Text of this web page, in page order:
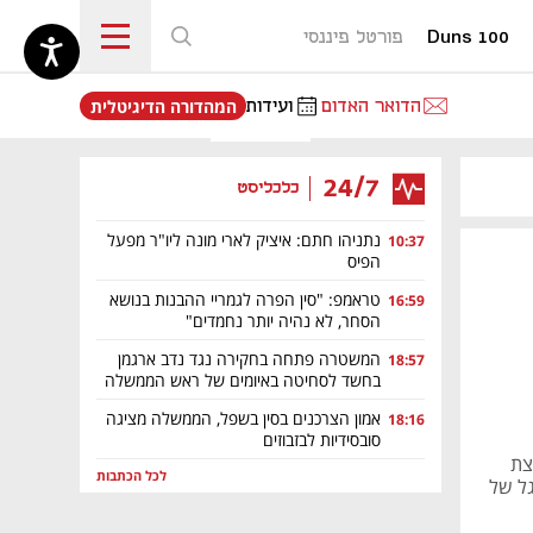
Duns 100 פורטל פיננסי
הדואר האדום ועידות
נפתח בכרטיסייה חדשה
המהדורה הדיגיטלית
24/7 כלכליסט
10:37 נתניהו חתם: איציק לארי מונה ליו"ר מפעל
הפיס
16:59 טראמפ: "סין הפרה לגמריי ההבנות בנושא
הסחר, לא נהיה יותר נחמדים"
18:57 המשטרה פתחה בחקירה נגד נדב ארגמן
בחשד לסחיטה באיומים של ראש הממשלה
18:16 אמון הצרכנים בסין בשפל, הממשלה מציגה
סובסידיות לבזבוזים
לכל הכתבות
של